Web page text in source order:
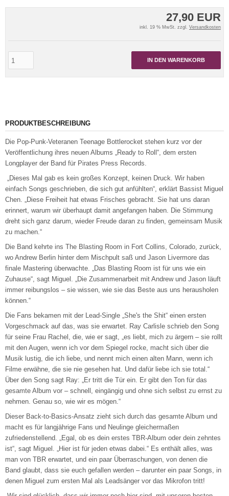
27,90 EUR
inkl. 19 % MwSt. zzgl. Versandkosten
IN DEN WARENKORB
PRODUKTBESCHREIBUNG
Die Pop-Punk-Veteranen Teenage Bottlerocket stehen kurz vor der
Veröffentlichung ihres neuen Albums „Ready to Roll“, dem ersten
Longplayer der Band für Pirates Press Records.
„Dieses Mal gab es kein großes Konzept, keinen Druck. Wir haben
einfach Songs geschrieben, die sich gut anfühlten“, erklärt Bassist Miguel
Chen. „Diese Freiheit hat etwas Frisches gebracht. Sie hat uns daran
erinnert, warum wir überhaupt damit angefangen haben. Die Stimmung
dreht sich ganz darum, wieder Freude daran zu finden, gemeinsam Musik
zu machen.“
Die Band kehrte ins The Blasting Room in Fort Collins, Colorado, zurück,
wo Andrew Berlin hinter dem Mischpult saß und Jason Livermore das
finale Mastering überwachte. „Das Blasting Room ist für uns wie ein
Zuhause“, sagt Miguel. „Die Zusammenarbeit mit Andrew und Jason läuft
immer reibungslos – sie wissen, wie sie das Beste aus uns herausholen
können.“
Die Fans bekamen mit der Lead-Single „She's the Shit“ einen ersten
Vorgeschmack auf das, was sie erwartet. Ray Carlisle schrieb den Song
für seine Frau Rachel, die, wie er sagt, „es liebt, mich zu ärgern – sie rollt
mit den Augen, wenn ich vor dem Spiegel rocke, macht sich über die
Musik lustig, die ich liebe, und nennt mich einen alten Mann, wenn ich
Filme erwähne, die sie nie gesehen hat. Und dafür liebe ich sie total.“
Über den Song sagt Ray: „Er tritt die Tür ein. Er gibt den Ton für das
gesamte Album vor – schnell, eingängig und ohne sich selbst zu ernst zu
nehmen. Genau so, wie wir es mögen.“
Dieser Back-to-Basics-Ansatz zieht sich durch das gesamte Album und
macht es für langjährige Fans und Neulinge gleichermaßen
zufriedenstellend. „Egal, ob es dein erstes TBR-Album oder dein zehntes
ist“, sagt Miguel. „Hier ist für jeden etwas dabei.“ Es enthält alles, was
man von TBR erwartet, und ein paar Überraschungen, von denen die
Band glaubt, dass sie euch gefallen werden – darunter ein paar Songs, in
denen Miguel zum ersten Mal als Leadsänger vor das Mikrofon tritt!